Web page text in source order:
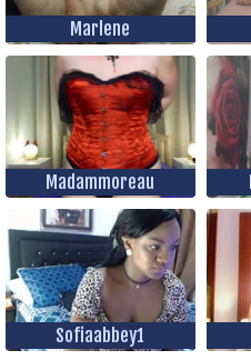
Marlene
Madammoreau
Sofiaabbey1